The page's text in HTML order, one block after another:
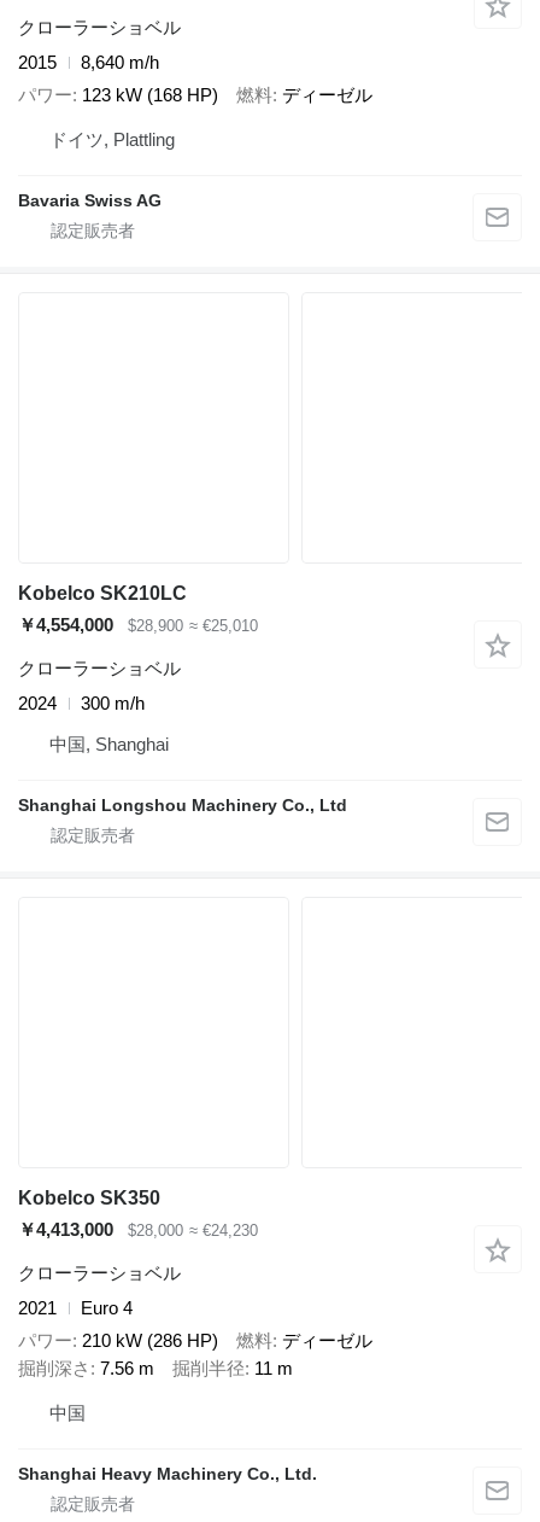
クローラーショベル
2015
8,640 m/h
パワー 123 kW (168 HP) 燃料 ディーゼル
ドイツ, Plattling
Bavaria Swiss AG
Kobelco SK210LC
￥4,554,000
$28,900 ≈ €25,010
クローラーショベル
2024
300 m/h
中国, Shanghai
Shanghai Longshou Machinery Co., Ltd
Kobelco SK350
￥4,413,000
$28,000 ≈ €24,230
クローラーショベル
2021
Euro 4
パワー 210 kW (286 HP) 燃料 ディーゼル
掘削深さ
7.56 m 掘削半径 11 m
中国
Shanghai Heavy Machinery Co., Ltd.